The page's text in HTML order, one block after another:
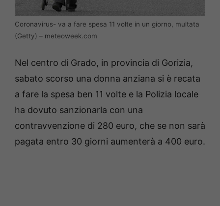
Coronavirus- va a fare spesa 11 volte in un giorno, multata
(Getty) – meteoweek.com
Nel centro di Grado, in provincia di Gorizia,
sabato scorso una donna anziana si è recata
a fare la spesa ben 11 volte e la Polizia locale
ha dovuto sanzionarla con una
contravvenzione di 280 euro, che se non sarà
pagata entro 30 giorni aumenterà a 400 euro.